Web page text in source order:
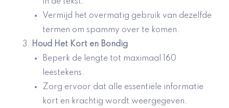
in de tekst.
Vermijd het overmatig gebruik van dezelfde
termen om spammy over te komen.
Houd Het Kort en Bondig
Beperk de lengte tot maximaal 160
leestekens.
Zorg ervoor dat alle essentiële informatie
kort en krachtig wordt weergegeven.